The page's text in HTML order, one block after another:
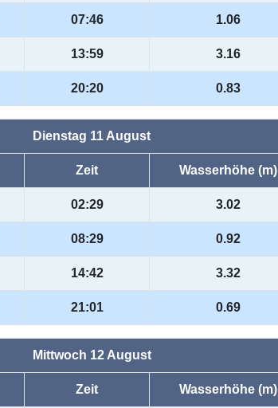
07:46 1.06
13:59 3.16
20:20 0.83
Dienstag 11 August
Zeit Wasserhöhe (m)
02:29 3.02
08:29 0.92
14:42 3.32
21:01 0.69
Mittwoch 12 August
Zeit Wasserhöhe (m)